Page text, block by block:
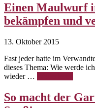
Einen Maulwurf
bekämpfen und
13. Oktober 2015
Fast jeder hatte im
dieses Thema: Wie werde
wieder …
So macht der